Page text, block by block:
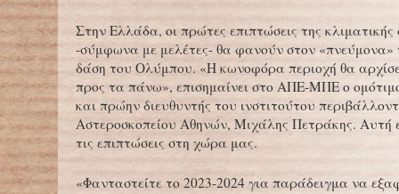
Στην Ελλάδα, οι πρώτες επιπτώσεις της
-σύμφωνα με μελέτες- θα φανούν στον «πνεύμονα»
δάση του Ολύμπου. «Η κωνοφόρα περιοχή θα
προς τα πάνω», επισημαίνει στο ΑΠΕ-ΜΠΕ ο
και πρώην διευθυντής του ινστιτούτου
Αστεροσκοπείου Αθηνών, Μιχάλης Πετράκης. Αυτή
τις επιπτώσεις στη χώρα μας.
«Φανταστείτε το 2023-2024 για παράδειγμα να